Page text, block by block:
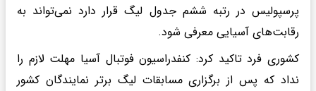
پرسپولیس در رتبه ششم جدول لیگ قرار دارد نمی‌تواند به
رقابت‌های آسیایی معرفی شود.
کشوری فرد تاکید کرد: کنفدراسیون فوتبال آسیا مهلت لازم را
نداد که پس از برگزاری مسابقات لیگ برتر نمایندگان کشور